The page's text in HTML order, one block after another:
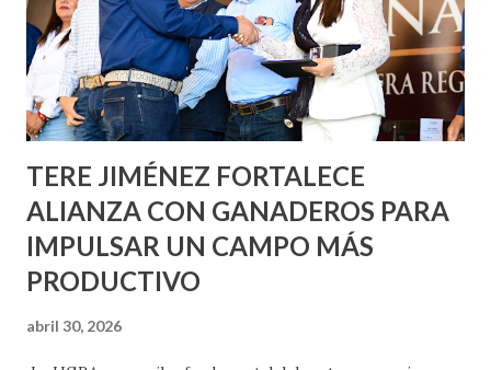
llevará este programa a Villas de Nuestra Señora de la
Asunción, Avenida Alameda y Decreto 27 de Septiembre, en
los edificios FOVISSSTE Ojo de Agua, en la comunidad
Norias de Paso Hondo y en los edificios de...
TERE JIMÉNEZ FORTALECE
ALIANZA CON GANADEROS PARA
IMPULSAR UN CAMPO MÁS
PRODUCTIVO
abril 30, 2026